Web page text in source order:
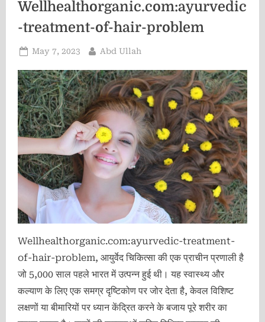
Wellhealthorganic.com:ayurvedic
-treatment-of-hair-problem
Posted
May 7, 2023 By
Abd Ullah
Wellhealthorganic.com:ayurvedic-treatment-
of-hair-problem, आयुर्वेद चिकित्सा की एक प्राचीन प्रणाली है
जो 5,000 साल पहले भारत में उत्पन्न हुई थी। यह स्वास्थ्य और
कल्याण के लिए एक समग्र दृष्टिकोण पर जोर देता है, केवल विशिष्ट
लक्षणों या बीमारियों पर ध्यान केंद्रित करने के बजाय पूरे शरीर का